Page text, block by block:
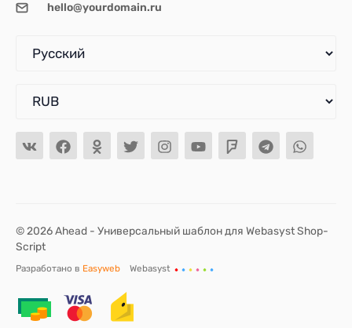
hello@yourdomain.ru
© 2026 Ahead - Универсальный шаблон для Webasyst Shop-
Script
Разработано в Easyweb Webasyst